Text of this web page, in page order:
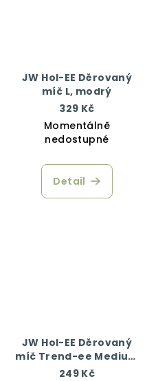
JW Hol-EE Děrovaný
míč L, modrý
329 Kč
Momentálně
nedostupné
Detail
JW Hol-EE Děrovaný
míč Trend-ee Medium
– Pink
249 Kč